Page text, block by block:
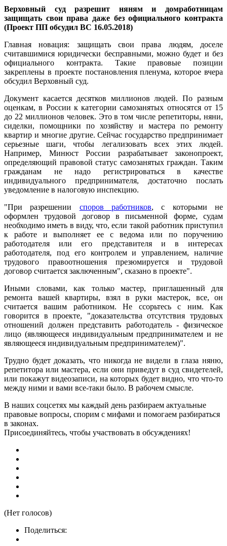
Верховный суд разрешит няням и домработницам
защищать свои права даже без официального контракта
(Проект ПП обсудил ВС 16.05.2018)
Главная новация: защищать свои права людям, доселе
считавшимися юридически бесправными, можно будет и без
официального контракта. Такие правовые позиции
закреплены в проекте постановления пленума, которое вчера
обсудил Верховный суд.
Документ касается десятков миллионов людей. По разным
оценкам, в России к категории самозанятых относятся от 15
до 22 миллионов человек. Это в том числе репетиторы, няни,
сиделки, помощники по хозяйству и мастера по ремонту
квартир и многие другие. Сейчас государство предпринимает
серьезные шаги, чтобы легализовать всех этих людей.
Например, Минюст России разрабатывает законопроект,
определяющий правовой статус самозанятых граждан. Таким
гражданам не надо регистрироваться в качестве
индивидуального предпринимателя, достаточно послать
уведомление в налоговую инспекцию.
"При разрешении споров работников, с которыми не
оформлен трудовой договор в письменной форме, судам
необходимо иметь в виду, что, если такой работник приступил
к работе и выполняет ее с ведома или по поручению
работодателя или его представителя и в интересах
работодателя, под его контролем и управлением, наличие
трудового правоотношения презюмируется и трудовой
договор считается заключенным", сказано в проекте".
Иными словами, как только мастер, приглашенный для
ремонта вашей квартиры, взял в руки мастерок, все, он
считается вашим работником. Не ссорьтесь с ним. Как
говорится в проекте, "доказательства отсутствия трудовых
отношений должен представить работодатель - физическое
лицо (являющееся индивидуальным предпринимателем и не
являющееся индивидуальным предпринимателем)".
Трудно будет доказать, что никогда не видели в глаза няню,
репетитора или мастера, если они приведут в суд свидетелей,
или покажут видеозаписи, на которых будет видно, что что-то
между ними и вами все-таки было. В рабочем смысле.
В наших соцсетях мы каждый день разбираем актуальные
правовые вопросы, спорим с мифами и помогаем разбираться
в законах.
Присоединяйтесь, чтобы участвовать в обсуждениях!
(Нет голосов)
Поделиться: